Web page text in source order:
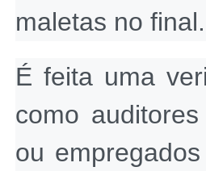
maletas no final.
É feita uma
como
ou